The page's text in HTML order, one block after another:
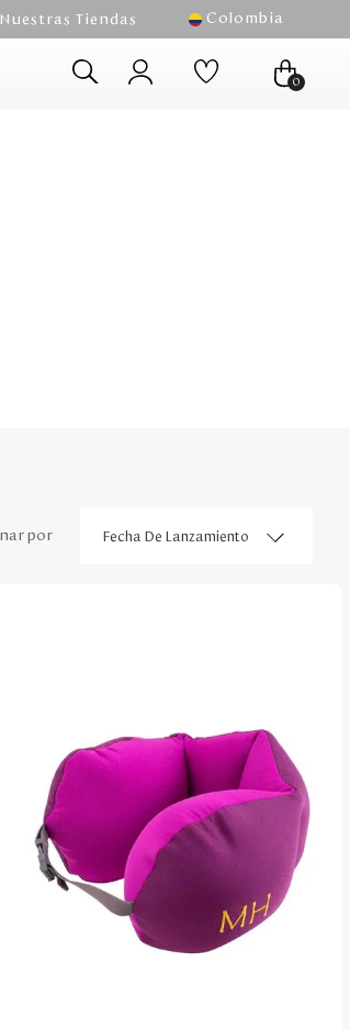
Nuestras Tiendas Colombia
0
Fecha De Lanzamiento